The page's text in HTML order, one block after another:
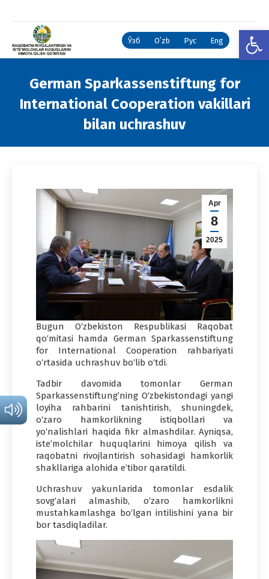
Ўзб Oʻzb Рус Eng
German Sparkassenstiftung for
International Cooperation vakillari
bilan uchrashuv
Apr
8
2025
Bugun O‘zbekiston Respublikasi Raqobat
qo‘mitasi hamda German Sparkassenstiftung
for International Cooperation rahbariyati
o‘rtasida uchrashuv bo‘lib o‘tdi.
Tadbir davomida tomonlar German
Sparkassenstiftung’ning O‘zbekistondagi yangi
loyiha rahbarini tanishtirish, shuningdek,
o‘zaro hamkorlikning istiqbollari va
yo‘nalishlari haqida fikr almashdilar. Ayniqsa,
iste’molchilar huquqlarini himoya qilish va
raqobatni rivojlantirish sohasidagi hamkorlik
shakllariga alohida e’tibor qaratildi.
Uchrashuv yakunlarida tomonlar esdalik
sovg‘alari almashib, o‘zaro hamkorlikni
mustahkamlashga bo‘lgan intilishini yana bir
bor tasdiqladilar.